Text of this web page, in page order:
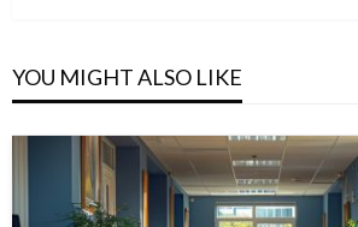
YOU MIGHT ALSO LIKE